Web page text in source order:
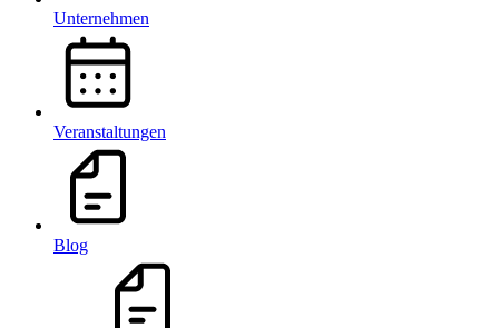
Unternehmen
Veranstaltungen
Blog